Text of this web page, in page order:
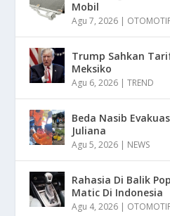
Mobil
Agu 7, 2026 |
Trump Sahkan
Meksiko
Agu 6, 2026 |TREND
Beda Nasib
Juliana
Agu 5, 2026 | NEWS
Rahasia Di Balik
Matic Di Indonesia
Agu 4, 2026 |